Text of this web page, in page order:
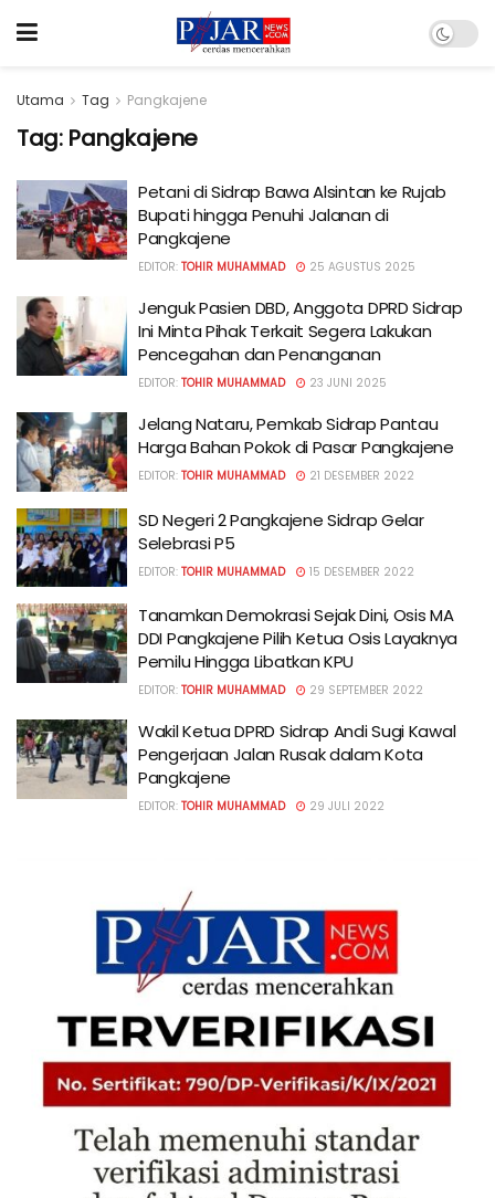
Utama Tag Pangkajene
Tag: Pangkajene
Petani di Sidrap Bawa Alsintan ke Rujab
Bupati hingga Penuhi Jalanan di
Pangkajene
EDITOR: TOHIR MUHAMMAD 25 AGUSTUS 2025
Jenguk Pasien DBD, Anggota DPRD Sidrap
Ini Minta Pihak Terkait Segera Lakukan
Pencegahan dan Penanganan
EDITOR: TOHIR MUHAMMAD 23 JUNI 2025
Jelang Nataru, Pemkab Sidrap Pantau
Harga Bahan Pokok di Pasar Pangkajene
EDITOR: TOHIR MUHAMMAD 21 DESEMBER 2022
SD Negeri 2 Pangkajene Sidrap Gelar
Selebrasi P5
EDITOR: TOHIR MUHAMMAD 15 DESEMBER 2022
Tanamkan Demokrasi Sejak Dini, Osis MA
DDI Pangkajene Pilih Ketua Osis Layaknya
Pemilu Hingga Libatkan KPU
EDITOR: TOHIR MUHAMMAD 29 SEPTEMBER 2022
Wakil Ketua DPRD Sidrap Andi Sugi Kawal
Pengerjaan Jalan Rusak dalam Kota
Pangkajene
EDITOR: TOHIR MUHAMMAD 29 JULI 2022